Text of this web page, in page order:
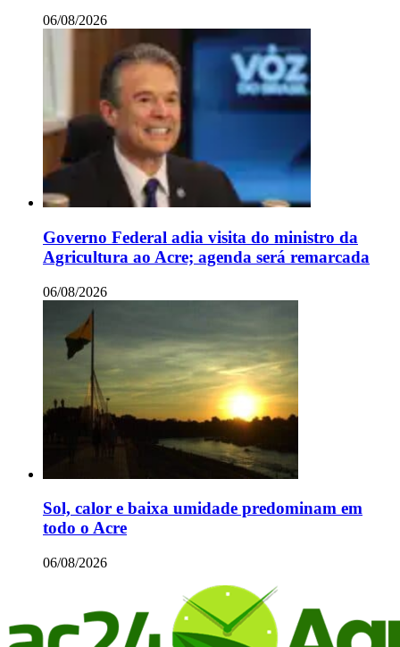
06/08/2026
Governo Federal adia visita do ministro da
Agricultura ao Acre; agenda será remarcada
06/08/2026
Sol, calor e baixa umidade predominam em
todo o Acre
06/08/2026